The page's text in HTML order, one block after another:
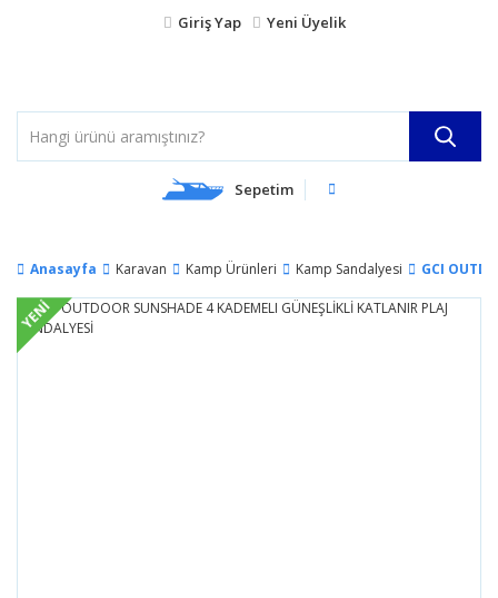
Giriş Yap Yeni Üyelik
Sepetim
Anasayfa Karavan Kamp Ürünleri Kamp Sandalyesi GCI
YENİ